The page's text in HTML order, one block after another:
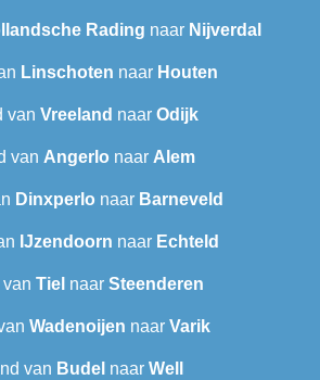
Rading naar Nijverdal
Linschoten naar Houten
van Vreeland naar Odijk
van Angerlo naar Alem
Dinxperlo naar Barneveld
IJzendoorn naar Echteld
Tiel naar Steenderen
Wadenoijen naar Varik
van Budel naar Well